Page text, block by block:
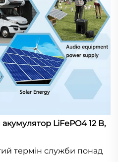
LiFePO4 12 В,
термін служби понад